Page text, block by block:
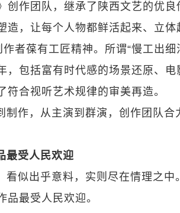
创作团队，继承了陕西文艺的优
造，让每个人物都鲜活起来、立体
作者葆有工匠精神。所谓“慢工出
，包括富有时代感的场景还原、
符合视听艺术规律的审美再造。
制作，从主演到群演，创作团队
最受人民欢迎
看似出乎意料，实则尽在情理之
品最受人民欢迎。